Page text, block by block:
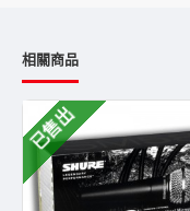
相關商品
已售出